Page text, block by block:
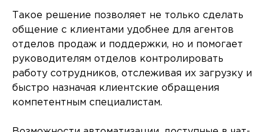
Такое решение позволяет не только сделать
общение с клиентами удобнее для агентов
отделов продаж и поддержки, но и помогает
руководителям отделов контролировать
работу сотрудников, отслеживая их загрузку и
быстро назначая клиентские обращения
компетентным специалистам.